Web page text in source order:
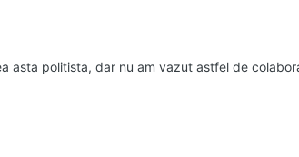
asta politista, dar nu am vazut astfel de